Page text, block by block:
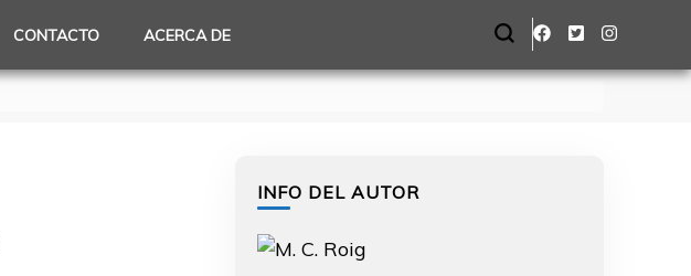
CONTACTO ACERCA DE
INFO DEL AUTOR